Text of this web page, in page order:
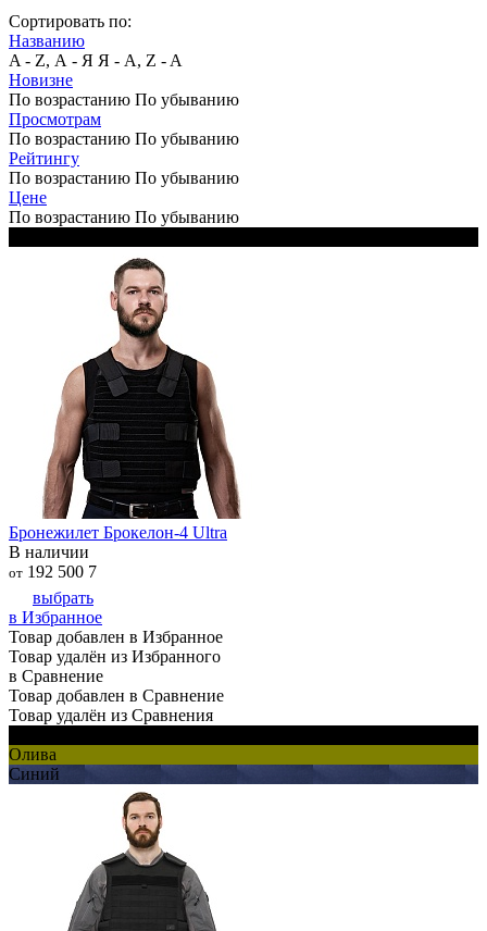
Сортировать по:
Названию
A - Z, А - Я Я - А, Z - A
Новизне
По возрастанию По убыванию
Просмотрам
По возрастанию По убыванию
Рейтингу
По возрастанию По убыванию
Цене
По возрастанию По убыванию
Бронежилет Брокелон-4 Ultra
В наличии
от 192 500 7
выбрать
в Избранное
Товар добавлен в Избранное
Товар удалён из Избранного
в Сравнение
Товар добавлен в Сравнение
Товар удалён из Сравнения
Олива
Синий